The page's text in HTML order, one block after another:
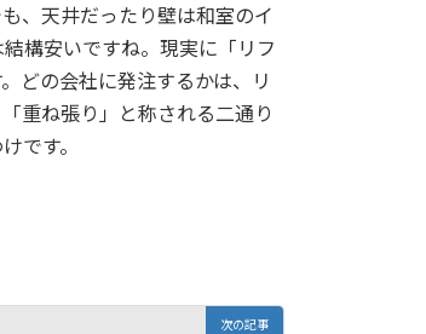
、天井だったり壁は和室のイ
構安いですね。現実に「リフ
どの会社に発注するかは、リ
重ね張り」と称される二通り
です。
次の記事